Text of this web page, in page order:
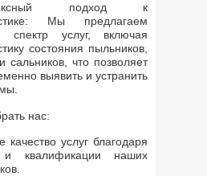
подход к
Мы предлагаем
спектр услуг, включая
состояния пыльников,
сальников, что позволяет
выявить и устранить
нас:
качество услуг благодаря
квалификации наших